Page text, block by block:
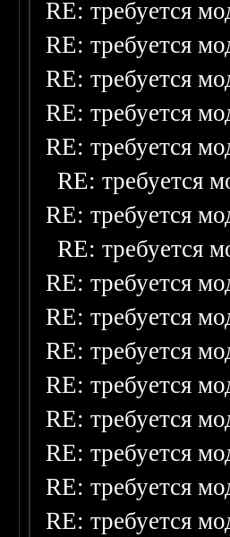
RE: требуется
RE: требуется
RE: требуется
RE: требуется
RE: требуется
RE: требуется
RE: требуется
RE: требуется
RE: требуется
RE: требуется
RE: требуется
RE: требуется
RE: требуется
RE: требуется
RE: требуется
RE: требуется